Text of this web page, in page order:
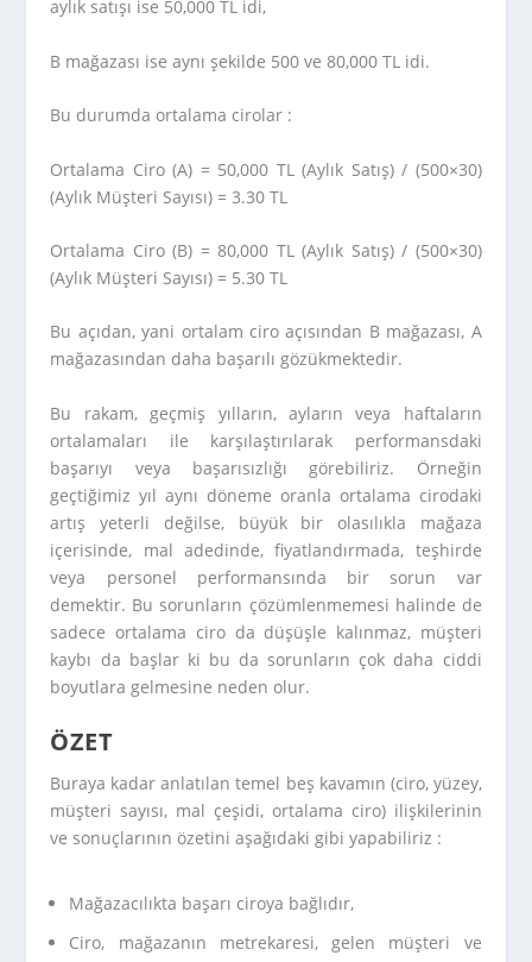
aylık satışı ise 50,000 TL idi,
B mağazası ise aynı şekilde 500 ve 80,000 TL idi.
Bu durumda ortalama cirolar :
Ortalama Ciro (A) = 50,000 TL (Aylık Satış) / (500×30)
(Aylık Müşteri Sayısı) = 3.30 TL
Ortalama Ciro (B) = 80,000 TL (Aylık Satış) / (500×30)
(Aylık Müşteri Sayısı) = 5.30 TL
Bu açıdan, yani ortalam ciro açısından B mağazası, A
mağazasından daha başarılı gözükmektedir.
Bu rakam, geçmiş yılların, ayların veya haftaların
ortalamaları ile karşılaştırılarak performansdaki
başarıyı veya başarısızlığı görebiliriz. Örneğin
geçtiğimiz yıl aynı döneme oranla ortalama cirodaki
artış yeterli değilse, büyük bir olasılıkla mağaza
içerisinde, mal adedinde, fiyatlandırmada, teşhirde
veya personel performansında bir sorun var
demektir. Bu sorunların çözümlenmemesi halinde de
sadece ortalama ciro da düşüşle kalınmaz, müşteri
kaybı da başlar ki bu da sorunların çok daha ciddi
boyutlara gelmesine neden olur.
ÖZET
Buraya kadar anlatılan temel beş kavamın (ciro, yüzey,
müşteri sayısı, mal çeşidi, ortalama ciro) ilişkilerinin
ve sonuçlarının özetini aşağıdaki gibi yapabiliriz :
Mağazacılıkta başarı ciroya bağlıdır,
Ciro, mağazanın metrekaresi, gelen müşteri ve